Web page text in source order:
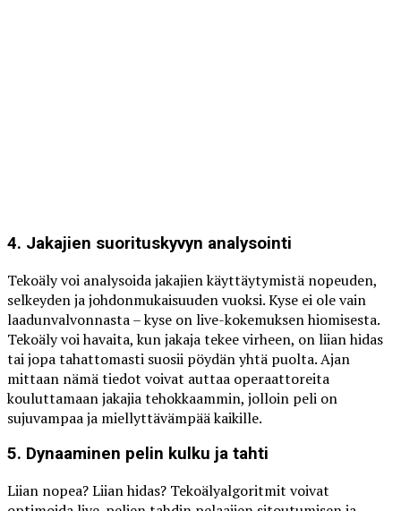
4. Jakajien suorituskyvyn analysointi
Tekoäly voi analysoida jakajien käyttäytymistä nopeuden,
selkeyden ja johdonmukaisuuden vuoksi. Kyse ei ole vain
laadunvalvonnasta – kyse on live-kokemuksen hiomisesta.
Tekoäly voi havaita, kun jakaja tekee virheen, on liian hidas
tai jopa tahattomasti suosii pöydän yhtä puolta. Ajan
mittaan nämä tiedot voivat auttaa operaattoreita
kouluttamaan jakajia tehokkaammin, jolloin peli on
sujuvampaa ja miellyttävämpää kaikille.
5. Dynaaminen pelin kulku ja tahti
Liian nopea? Liian hidas? Tekoälyalgoritmit voivat